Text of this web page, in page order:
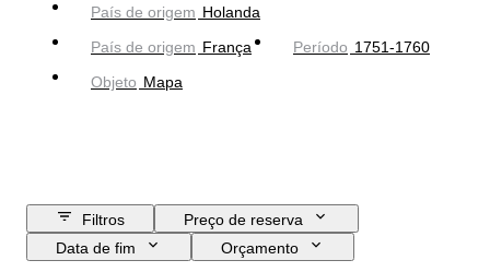
País de origem Holanda
País de origem França Período 1751-1760
Objeto Mapa
Filtros
Preço de reserva
Data de fim
Orçamento